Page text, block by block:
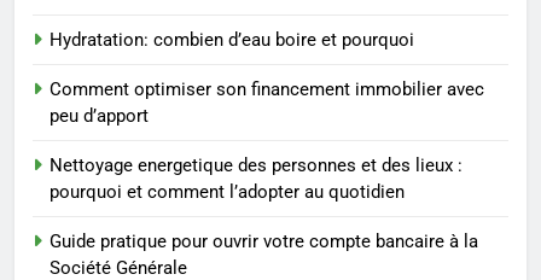
substituts de repas : guide et
conseils pratiques
BIEN ÊTRE
Postures de yoga essentielles
rapidement et durable
BIEN ÊTRE
Hydratation: combien d’eau boire et pourquoi
Comment optimiser son financement immobilier avec
peu d’apport
Nettoyage energetique des personnes et des lieux :
pourquoi et comment l’adopter au quotidien
Guide pratique pour ouvrir votre compte bancaire à la
Société Générale